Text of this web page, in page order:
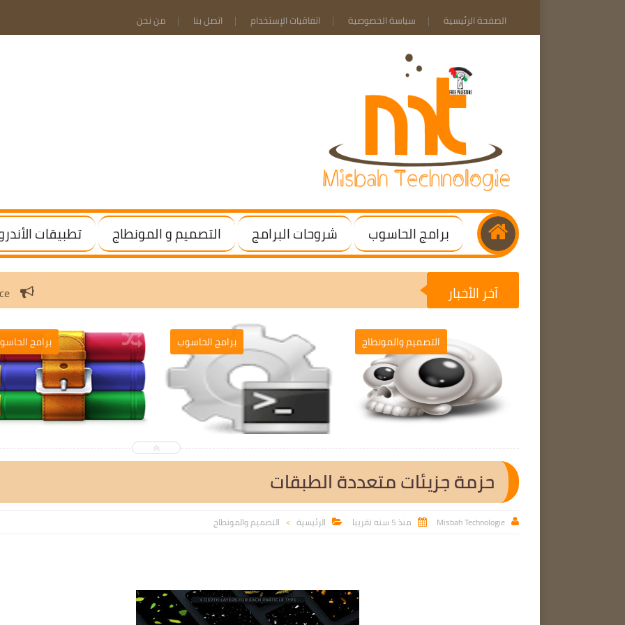
الصفحة الرئيسية سياسة الخصوصية اتفاقيات الإستخدام اتصل بنا من نحن
برامج الحاسوب شروحات البرامج التصميم و المونطاج تطبيقات
آخر الأخبار / Office
برامج الحاسوب التصميم والمونطاج التصميم والمونطاج
حزمة جزيئات متعددة الطبقات

Misbah Technologie
 منذ 5 سنه تقريبا  الرئيسية > التصميم والمونطاج